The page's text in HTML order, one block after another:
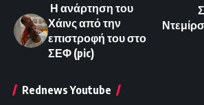
Η ανάρτηση του
Χάινς από την
επιστροφή του στο
ΣΕΦ (pic)
Rednews Youtube